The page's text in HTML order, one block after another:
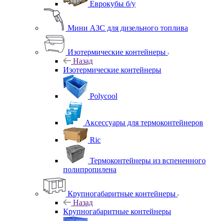
Еврокубы б/у
Мини АЗС для дизельного топлива
Изотермические контейнеры
Назад
Изотермические контейнеры
Polycool
Аксессуары для термоконтейнеров
Ric
Термоконтейнеры из вспененного
полипропилена
Крупногабаритные контейнеры
Назад
Крупногабаритные контейнеры